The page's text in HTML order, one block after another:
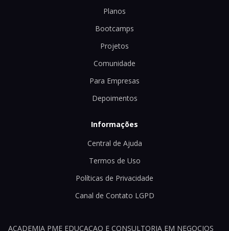
Planos
Bootcamps
Projetos
Comunidade
Para Empresas
Depoimentos
Informações
Central de Ajuda
Termos de Uso
Políticas de Privacidade
Canal de Contato LGPD
ACADEMIA PME EDUCACAO E CONSULTORIA EM NEGOCIOS